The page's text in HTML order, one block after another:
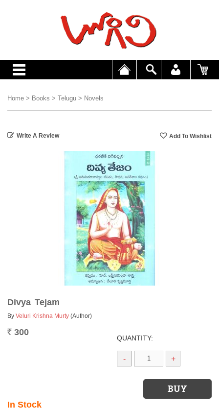
Home > Books > Telugu > Novels
Write A Review
Divya Tejam
By Veluri Krishna Murty (Author)
Rs. 300
QUANTITY:
- +
In Stock